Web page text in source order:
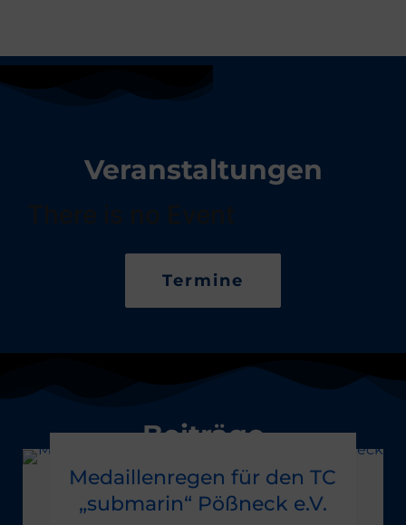
Veranstaltungen
Termine
Beiträge
Medaillenregen für den TC
„submarin“ Pößneck e.V.